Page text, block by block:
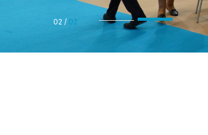
01 / 02